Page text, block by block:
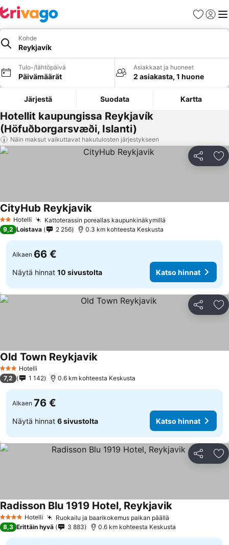
Suosikit
Kohde
Reykjavík
Tulo-/lähtöpäivä
Päivämäärät
Asiakkaat ja huoneet
2 asiakasta, 1 huone
Järjestä Suodata Kartta
Hotellit kaupungissa Reykjavík
(Höfuðborgarsvæði, Islanti)
Näin maksut vaikuttavat hakutulosten järjestykseen
Jaa
2 Tähtiluokitus
Hotelli Kattoterassin poreallas kaupunkinäkymillä
CityHub Reykjavik
9,2 Loistava 2 256 0.3 km kohteesta Keskusta
Alkaen 66 €
Näytä hinnat 10 sivustolta Katso hinnat
Jaa
3 Tähtiluokitus
Hotelli
Old Town Reykjavik
7,2 1 142 0.6 km kohteesta Keskusta
Alkaen 76 €
Näytä hinnat 6 sivustolta Katso hinnat
Jaa
4 Tähtiluokitus
Hotelli Ruokailu ja baarikokemus paikan päällä
Radisson Blu 1919 Hotel, Reykjavik
8,3 Erittäin hyvä 3 883 0.6 km kohteesta Keskusta